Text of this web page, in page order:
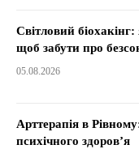
Світловий
щоб забути про
05.08.2026
Арттерапія в
психічного здоров’я